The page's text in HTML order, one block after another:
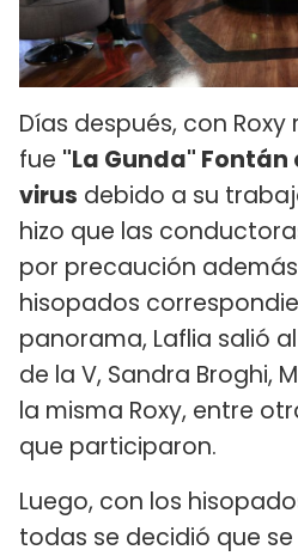
Días después, con
fue "La Gunda"
virus debido a su
hizo que las
por precaución
hisopados
panorama, Laflia salió
de la V, Sandra Broghi,
la misma Roxy, entre
que participaron.
Luego, con los
todas se decidió que